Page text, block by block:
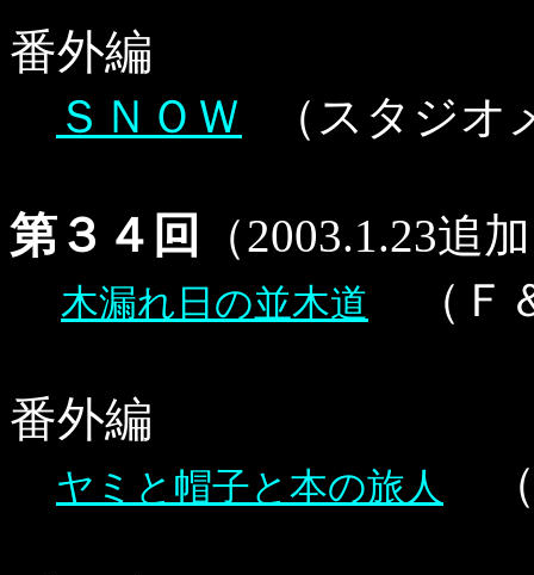
番外編
ＳＮＯＷ （スタジ
第３４回 （2003.1.23
木漏れ日の並木道 （Ｆ
番外編
ヤミと帽子と本の旅人 （